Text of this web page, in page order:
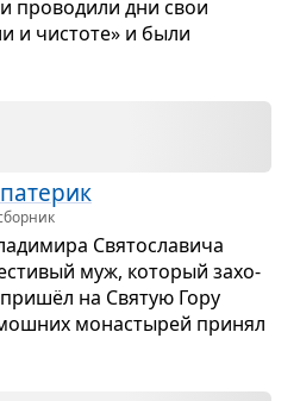
про­во­дили дни свои
и чистоте» и были
Свя­то­сла­вича
муж, кото­рый захо­
на Свя­тую Гору
мона­сты­рей при­нял